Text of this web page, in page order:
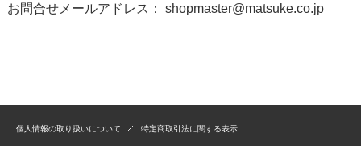
お問合せメールアドレス： shopmaster@matsuke.co.jp
個人情報の取り扱いについて 特定商取引法に関する表示